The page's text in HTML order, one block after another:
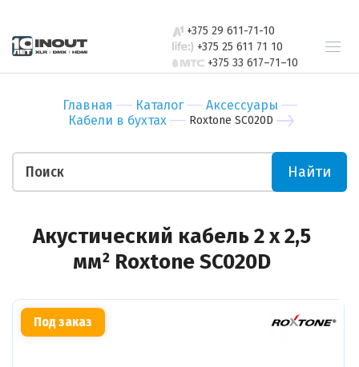
+375 29 611-71-10
+375 25 611 71 10
+375 33 617–71–10
Главная Каталог
Аксессуары
Кабели в бухтах
Roxtone SC020D
Найти
Акустический кабель 2 х 2,5
мм² Roxtone SC020D
Под заказ
Отправить
ближайшее
Отправить
Ресторан
Гостиница
Бутик